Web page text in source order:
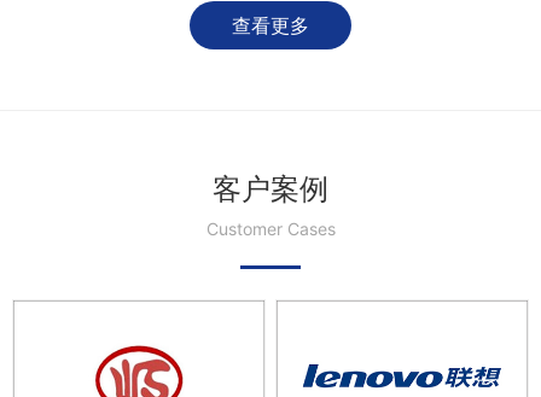
查看更多
客户案例
Customer Cases